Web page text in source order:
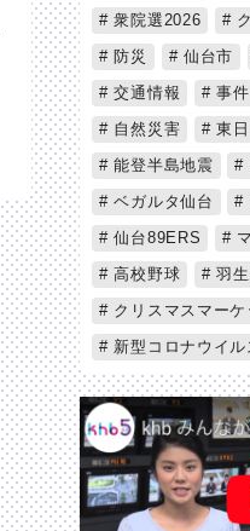
衆院選2026
防災
仙台市
交通情報
事件
自然災害
東日
能登半島地震
ベガルタ仙台
仙台89ERS
高校野球
羽生
クリスマスマーケ
新型コロナウイル